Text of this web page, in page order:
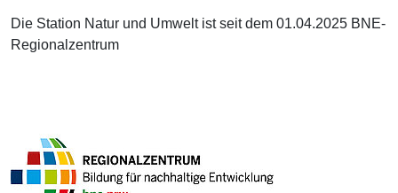
Die Station Natur und Umwelt ist seit dem 01.04.2025 BNE-
Regionalzentrum